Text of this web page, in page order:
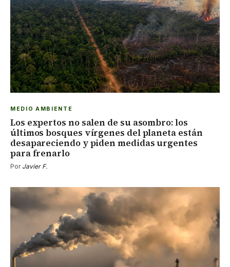
MEDIO AMBIENTE
Los expertos no salen de su asombro: los
últimos bosques vírgenes del planeta están
desapareciendo y piden medidas urgentes
para frenarlo
Por Javier F.